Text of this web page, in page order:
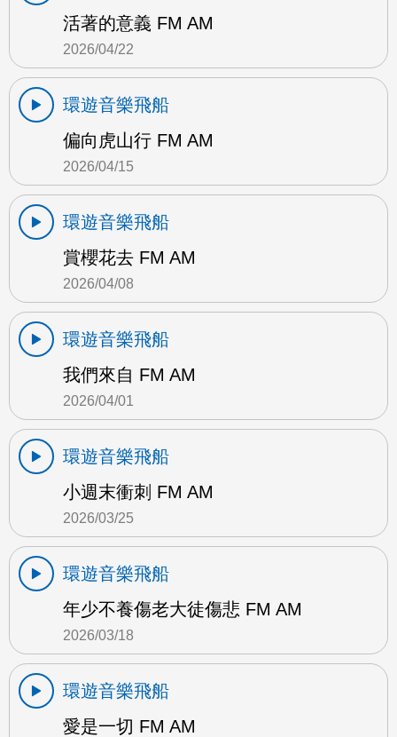
活著的意義 FM AM
2026/04/22
環遊音樂飛船
偏向虎山行 FM AM
2026/04/15
環遊音樂飛船
賞櫻花去 FM AM
2026/04/08
環遊音樂飛船
我們來自 FM AM
2026/04/01
環遊音樂飛船
小週末衝刺 FM AM
2026/03/25
環遊音樂飛船
年少不養傷老大徒傷悲 FM AM
2026/03/18
環遊音樂飛船
愛是一切 FM AM